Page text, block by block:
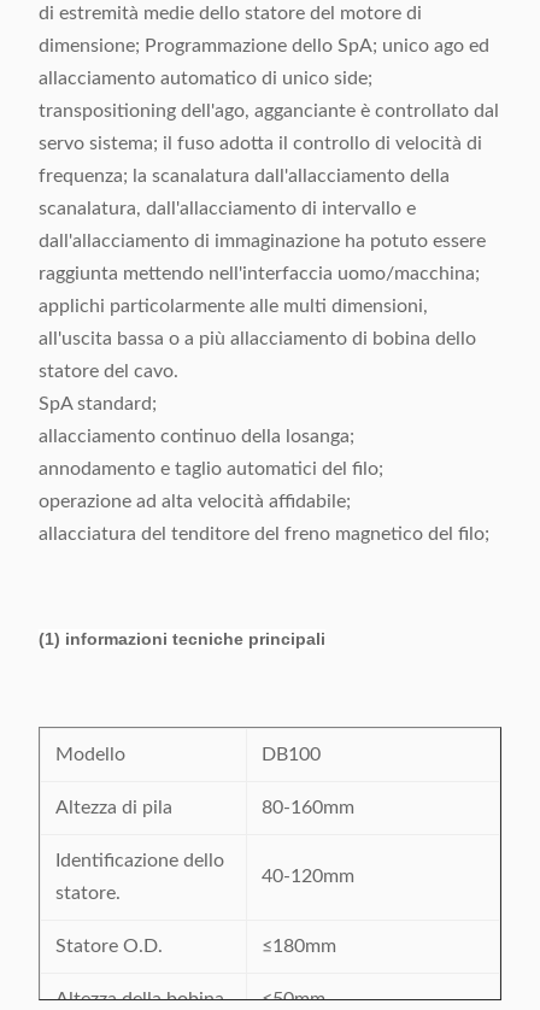
di estremità medie dello statore del motore di
dimensione; Programmazione dello SpA; unico ago ed
allacciamento automatico di unico side;
transpositioning dell'ago, agganciante è controllato dal
servo sistema; il fuso adotta il controllo di velocità di
frequenza; la scanalatura dall'allacciamento della
scanalatura, dall'allacciamento di intervallo e
dall'allacciamento di immaginazione ha potuto essere
raggiunta mettendo nell'interfaccia uomo/macchina;
applichi particolarmente alle multi dimensioni,
all'uscita bassa o a più allacciamento di bobina dello
statore del cavo.
SpA standard;
allacciamento continuo della losanga;
annodamento e taglio automatici del filo;
operazione ad alta velocità affidabile;
allacciatura del tenditore del freno magnetico del filo;
(1) informazioni tecniche principali
Modello DB100
Altezza di pila 80-160mm
Identificazione dello
statore.
40-120mm
Statore O.D. ≤180mm
Altezza della bobina ≤50mm